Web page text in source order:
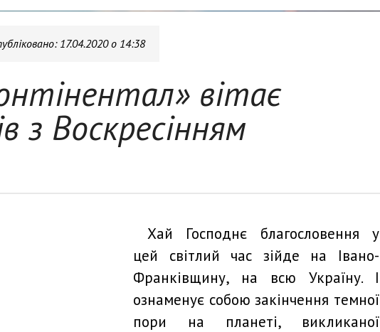
17.04.2020 о 14:38
вітає
з Воскресінням
Хай Господнє благословення у
цей світлий час зійде на Івано-
Франківщину, на всю Україну. І
ознаменує собою закінчення темної
пори на планеті, викликаної